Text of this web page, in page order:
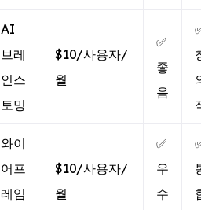
AI
브레
인스
토밍
$10/사용자/
월
✅
좋
음
와이
어프
레임
$10/사용자/
월
✅
우
수